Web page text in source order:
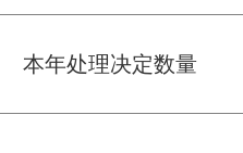
本年处理决定数量